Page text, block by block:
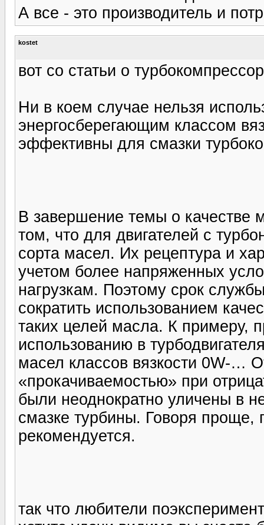
А все - это производитель и
kostet
вот со статьи о
Ни в коем случае нельзя
энергосберегающим классом
эффективны для смазки
В завершение темы о качестве
том, что для двигателей с
сорта масел. Их рецептура и
учетом более напряженных
нагрузкам. Поэтому срок
сократить использованием
таких целей масла. К примеру,
использованию в
масел классов вязкости 0W-…
«прокачиваемостью» при
были неоднократно уличены в
смазке турбины. Говоря проще,
рекомендуется.
так что любители